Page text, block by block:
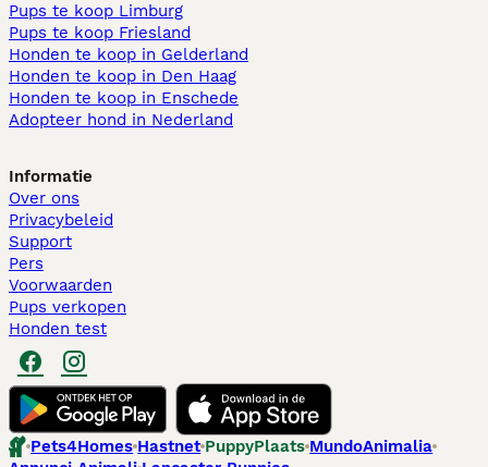
Pups te koop Limburg​
Pups te koop Friesland​
Honden te koop in Gelderland
Honden te koop in Den Haag
Honden te koop in Enschede
Adopteer hond in Nederland
Informatie
Over ons
Privacybeleid
Support
Pers
Voorwaarden
Pups verkopen
Honden test
Pets4Homes Hastnet PuppyPlaats MundoAnimalia